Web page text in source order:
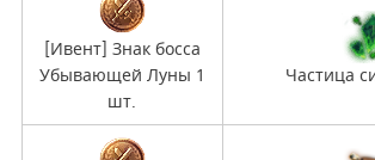
[Ивент] Знак босса
Убывающей Луны 1
шт.
Частица